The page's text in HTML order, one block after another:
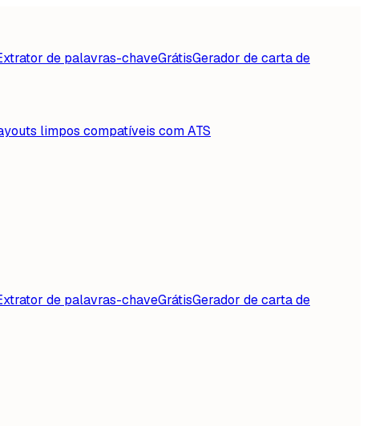
de palavras-chaveGrátisGerador de carta de
limpos compatíveis com ATS
de palavras-chaveGrátisGerador de carta de